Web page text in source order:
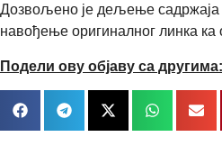
Дозвољено је дељење садржаја
навођење оригиналног линка ка
Подели ову објаву са другима: